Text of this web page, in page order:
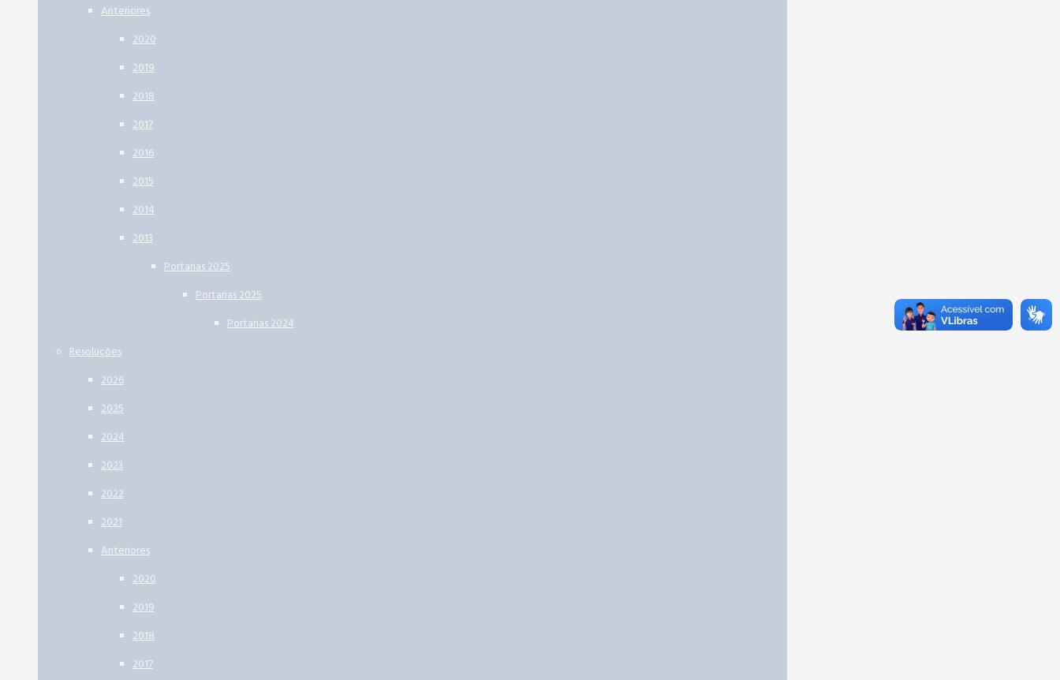
Anteriores
2020
2019
2018
2017
2016
2015
2014
2013
Portarias 2025
Portarias 2025
Portarias 2024
Resoluções
2026
2025
2024
2023
2022
2021
Anteriores
2020
2019
2018
2017